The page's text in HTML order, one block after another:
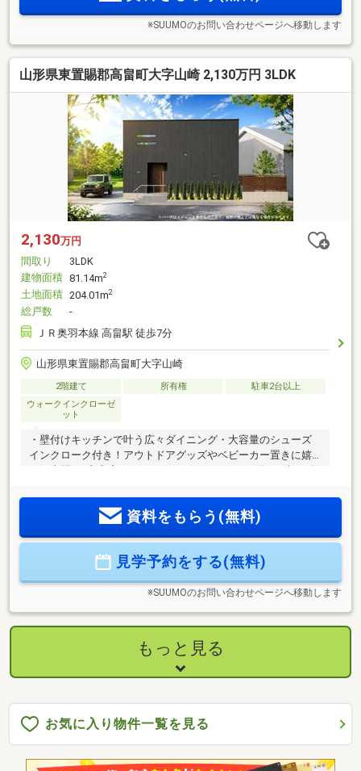
※SUUMOのお問い合わせページへ移動します
山形県東置賜郡高畠町大字山崎 2,130万円 3LDK
2,130万円
間取り
3LDK
建物面積 81.14m2
土地面積 204.01m2
総戸数
-
ＪＲ奥羽本線 高畠駅 徒歩7分
山形県東置賜郡高畠町大字山崎
2階建て 所有権
駐車2台以上
ウォークインクローゼ
ット
・壁付けキッチンで叶う広々ダイニング・大容量のシューズ
インクローク付き！アウトドアグッズやベビーカー置きに嬉
り！・雪国に嬉しいゆとりある駐車スペース！・LDKと外が繋
がる圧倒的開放感「アウトドアリビング」≪周辺環境≫糖野
高畠駅：徒歩11分≪店舗情報≫ユニテハウス山形023-631-
5379「スーモを見て」とお伝えください♪
資料をもらう(無料)
見学予約をする(無料)
※SUUMOのお問い合わせページへ移動します
もっと見る
お気に入り物件一覧を見る